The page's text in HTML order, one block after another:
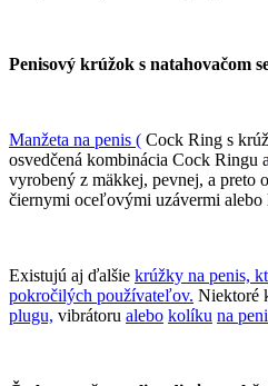
Penisový krúžok s natahovačom
Manžeta na penis ( Cock Ring s
osvedčená kombinácia Cock Ringu a
vyrobený z mäkkej, pevnej, a preto
čiernymi oceľovými uzávermi
Existujú aj ďalšie krúžky na penis,
pokročilých používateľov. Niektoré
plugu, vibrátoru alebo kolíku na